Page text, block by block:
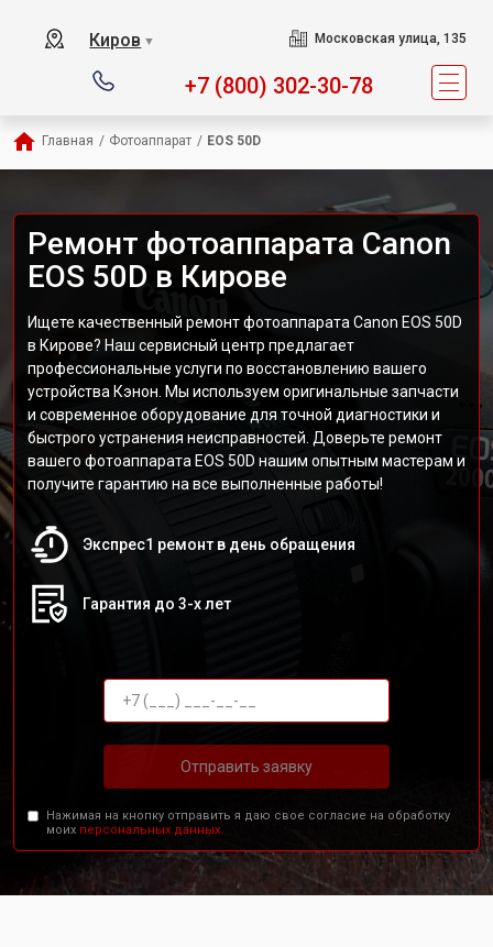
Киров ▼ Московская улица, 135
+7 (800) 302-30-78
Главная / Фотоаппарат / EOS 50D
Ремонт фотоаппарата Canon
EOS 50D в Кирове
Ищете качественный ремонт фотоаппарата Canon EOS 50D
в Кирове? Наш сервисный центр предлагает
профессиональные услуги по восстановлению вашего
устройства Кэнон. Мы используем оригинальные запчасти
и современное оборудование для точной диагностики и
быстрого устранения неисправностей. Доверьте ремонт
вашего фотоаппарата EOS 50D нашим опытным мастерам и
получите гарантию на все выполненные работы!
Экспрес1 ремонт в день обращения
Гарантия до 3-х лет
Отправить заявку
Нажимая на кнопку отправить я даю свое согласие на обработку
моих персональных данных.